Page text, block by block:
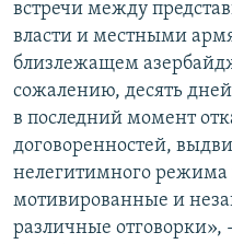
встречи между
власти и местными
близлежащем
сожалению, десять
в последний момент
договоренностей,
нелегитимного режима
мотивированные и
различные отговорки»,